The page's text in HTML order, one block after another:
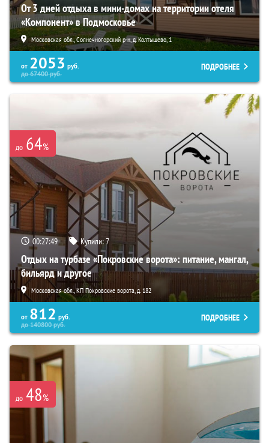
От 3 дней отдыха в мини-домах на территории отеля
«Компонент» в Подмосковье
Московская обл., Солнечногорский р-н, д. Колтышево, 1
от 2053 руб.
до67400руб.
ПОДРОБНЕЕ
до 64%
00:27:48 Купили:7
Отдых на турбазе «Покровские ворота»: питание, мангал,
бильярд и другое
Московская обл., КП Покровские ворота, д. 182
от 812 руб.
до140800руб.
ПОДРОБНЕЕ
до 48%